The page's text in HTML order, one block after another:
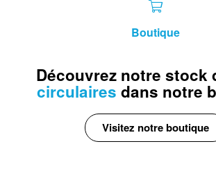
Boutique
découvrez notre stock
circulaires dans notre
Visitez notre boutique